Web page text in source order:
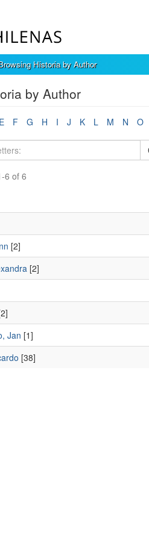
Historia by Author
by Author
E F G H I J K L M N O
6 of 6
[2]
[2]
Jan [1]
[38]